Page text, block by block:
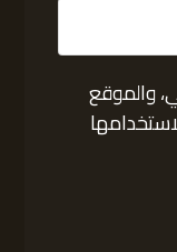
والموقع